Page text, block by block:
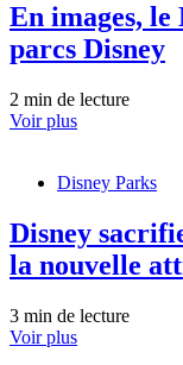
En images, le
parcs Disney
2 min de lecture
Voir plus
Disney Parks
Disney
la nouvelle
3 min de lecture
Voir plus